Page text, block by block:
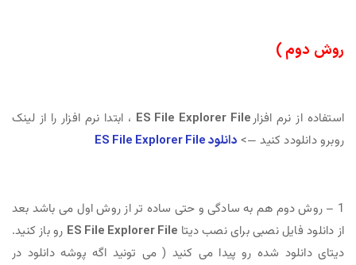
روش دوم )
استفاده از نرم افزارES File Explorer File
، ابتدا نرم افزار را از لینک
روبرو دانلودد کنید —> دانلودES File Explorer File
1 – روش دوم هم به سادگی و حتی ساده تر از روش اول می باشد بعد
از دانلود فایل نصبی برای نصب دیتا ES File Explorer File رو باز کنید.
دیتای دانلود شده رو پیدا می کنید ( می تونید اگه پوشه دانلود در